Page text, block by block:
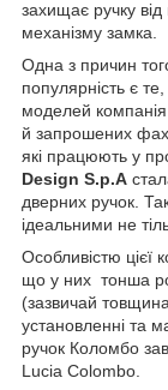
захищає ручку
механізму замка.
Одна з причин
популярність є
моделей компанія
й запрошених
які працюють у
Design S.p.A
дверних ручок.
ідеальними не
Особливістю цієї
що у них тонша
(зазвичай
установленні та
ручок Коломбо
Lucia Colombo.